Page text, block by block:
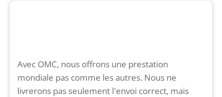
Avec OMC, nous offrons une prestation
mondiale pas comme les autres. Nous ne
livrerons pas seulement l'envoi correct, mais